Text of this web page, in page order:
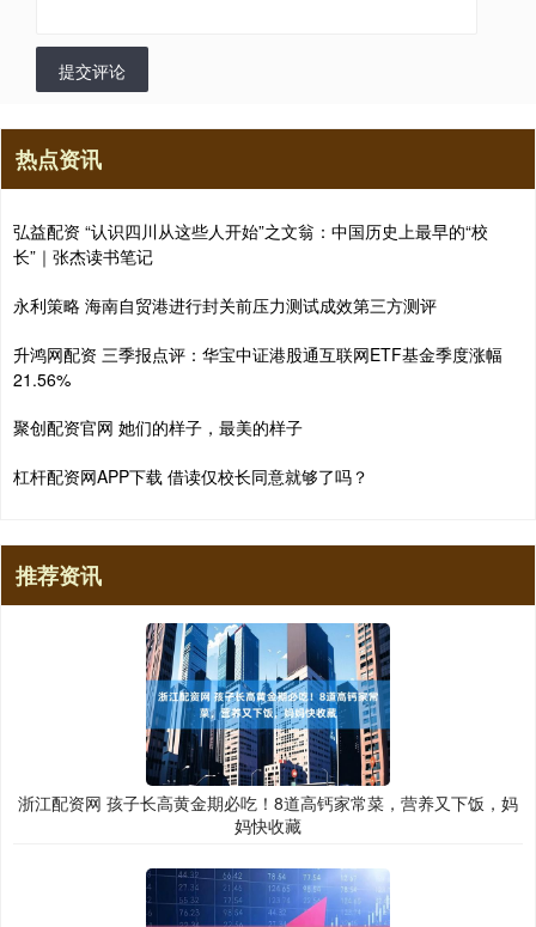
提交评论
热点资讯
弘益配资 “认识四川从这些人开始”之文翁：中国历史上最早的“校
长”｜张杰读书笔记
永利策略 海南自贸港进行封关前压力测试成效第三方测评
升鸿网配资 三季报点评：华宝中证港股通互联网ETF基金季度涨幅
21.56%
聚创配资官网 她们的样子，最美的样子
杠杆配资网APP下载 借读仅校长同意就够了吗？
推荐资讯
浙江配资网 孩子长高黄金期必吃！8道高钙家常菜，营养又下饭，妈
妈快收藏